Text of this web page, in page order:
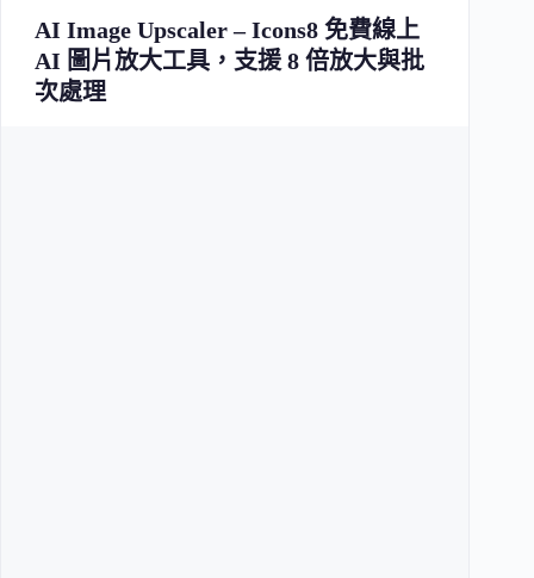
AI Image Upscaler – Icons8 免費線上
AI 圖片放大工具，支援 8 倍放大與批
次處理